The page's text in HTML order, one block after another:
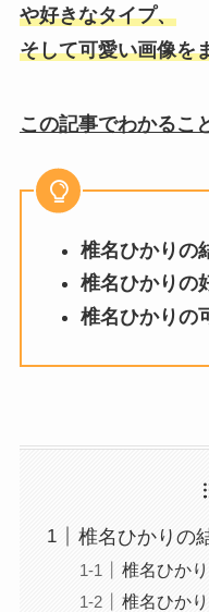
や好きなタイプ、
そして可愛い画像を
この記事でわかるこ
椎名ひかりの
椎名ひかりの
椎名ひかりの
椎名ひかりの
椎名ひか
椎名ひか